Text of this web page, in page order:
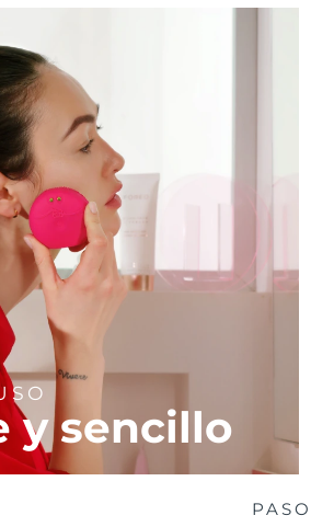
y sencillo